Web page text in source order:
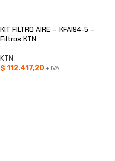
KIT FILTRO AIRE – KFAI94-5 –
Filtros KTN
KTN
$ 112.417,20 + IVA